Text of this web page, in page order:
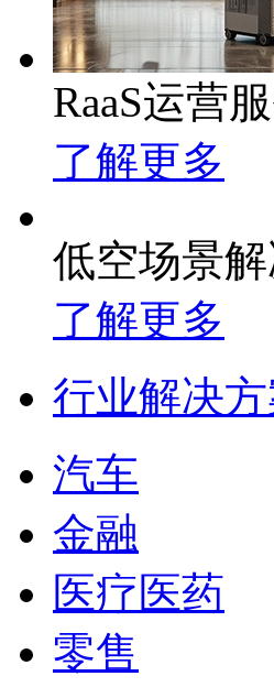
RaaS运营
了解更多
低空场景
了解更多
行业解决
汽车
金融
医疗医药
零售